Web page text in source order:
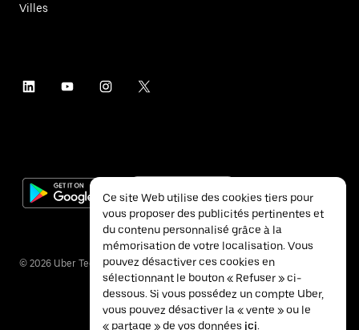
Villes
© 2026 Uber Technologies Inc.
Ce site Web utilise des cookies tiers pour
vous proposer des publicités pertinentes et
du contenu personnalisé grâce à la
mémorisation de votre localisation. Vous
pouvez désactiver ces cookies en
sélectionnant le bouton « Refuser » ci-
dessous. Si vous possédez un compte Uber,
vous pouvez désactiver la « vente » ou le
« partage » de vos données ici.